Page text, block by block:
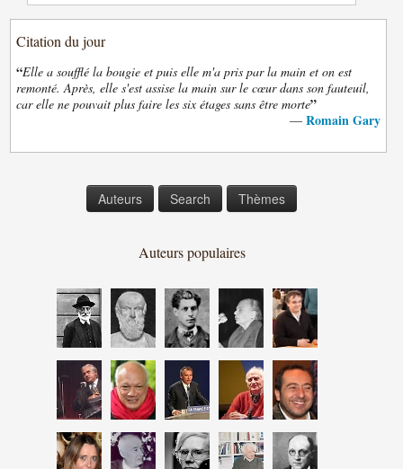
Citation du jour
“Elle a soufflé la bougie et puis elle m'a pris par la main et on est
remonté. Après, elle s'est assise la main sur le cœur dans son fauteuil,
car elle ne pouvait plus faire les six étages sans être morte”
— Romain Gary
Auteurs Search Thèmes
Auteurs populaires